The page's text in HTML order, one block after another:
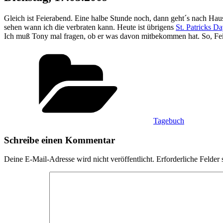
Gleich ist Feierabend. Eine halbe Stunde noch, dann geht´s nach
sehen wann ich die verbraten kann. Heute ist übrigens St. Patricks
Ich muß Tony mal fragen, ob er was davon mitbekommen hat. So,
Tagebuch
Schreibe einen Kommentar
Deine E-Mail-Adresse wird nicht veröffentlicht. Erforderliche Felder